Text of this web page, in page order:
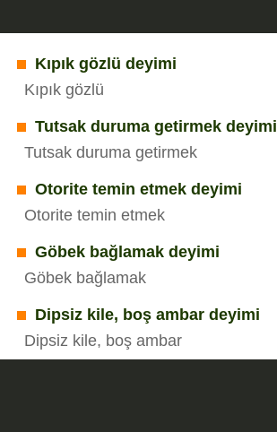
Kıpık gözlü deyimi
Kıpık gözlü
Tutsak duruma getirmek deyimi
Tutsak duruma getirmek
Otorite temin etmek deyimi
Otorite temin etmek
Göbek bağlamak deyimi
Göbek bağlamak
Dipsiz kile, boş ambar deyimi
Dipsiz kile, boş ambar